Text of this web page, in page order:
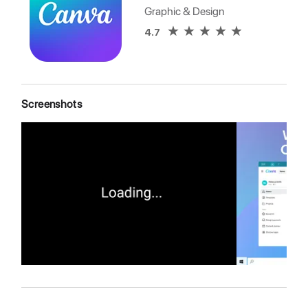
Graphic & Design
4.7
Screenshots